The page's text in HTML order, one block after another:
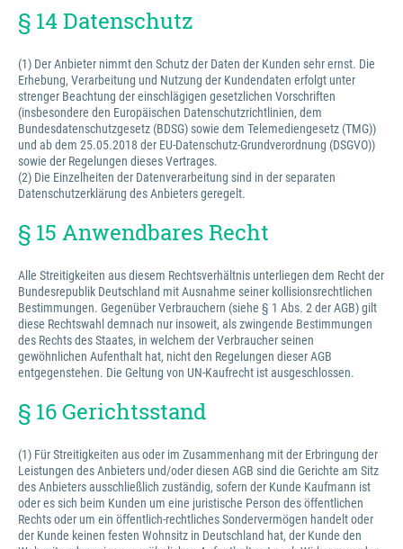
§ 14 Datenschutz
(1) Der Anbieter nimmt den Schutz der Daten der Kunden sehr ernst. Die
Erhebung, Verarbeitung und Nutzung der Kundendaten erfolgt unter
strenger Beachtung der einschlägigen gesetzlichen Vorschriften
(insbesondere den Europäischen Datenschutzrichtlinien, dem
Bundesdatenschutzgesetz (BDSG) sowie dem Telemediengesetz (TMG))
und ab dem 25.05.2018 der EU-Datenschutz-Grundverordnung (DSGVO))
sowie der Regelungen dieses Vertrages.
(2) Die Einzelheiten der Datenverarbeitung sind in der separaten
Datenschutzerklärung des Anbieters geregelt.
§ 15 Anwendbares Recht
Alle Streitigkeiten aus diesem Rechtsverhältnis unterliegen dem Recht der
Bundesrepublik Deutschland mit Ausnahme seiner kollisionsrechtlichen
Bestimmungen. Gegenüber Verbrauchern (siehe § 1 Abs. 2 der AGB) gilt
diese Rechtswahl demnach nur insoweit, als zwingende Bestimmungen
des Rechts des Staates, in welchem der Verbraucher seinen
gewöhnlichen Aufenthalt hat, nicht den Regelungen dieser AGB
entgegenstehen. Die Geltung von UN-Kaufrecht ist ausgeschlossen.
§ 16 Gerichtsstand
(1) Für Streitigkeiten aus oder im Zusammenhang mit der Erbringung der
Leistungen des Anbieters und/oder diesen AGB sind die Gerichte am Sitz
des Anbieters ausschließlich zuständig, sofern der Kunde Kaufmann ist
oder es sich beim Kunden um eine juristische Person des öffentlichen
Rechts oder um ein öffentlich-rechtliches Sondervermögen handelt oder
der Kunde keinen festen Wohnsitz in Deutschland hat, der Kunde den